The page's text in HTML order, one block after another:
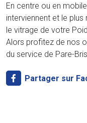
En centre ou en
interviennent et le
le vitrage de votre
Alors profitez de nos
du service de Pare-
Partager sur